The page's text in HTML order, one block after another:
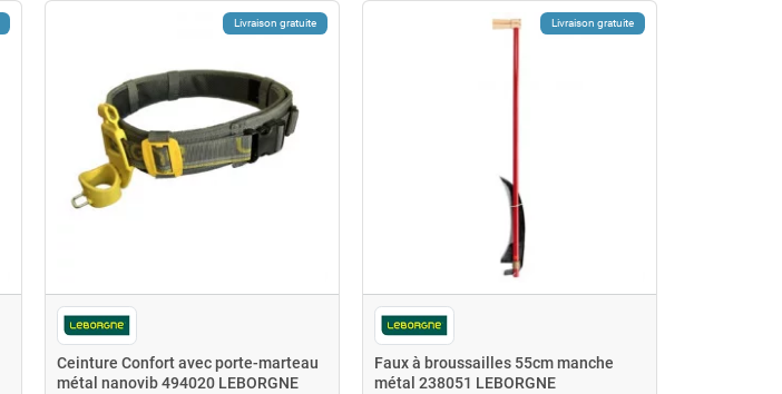
Livraison gratuite
Ceinture Confort avec porte-marteau
métal nanovib 494020 LEBORGNE
Livraison gratuite
Faux à broussailles 55cm manche
métal 238051 LEBORGNE